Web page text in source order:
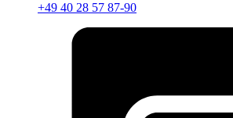
+49 40 28 57 87-90